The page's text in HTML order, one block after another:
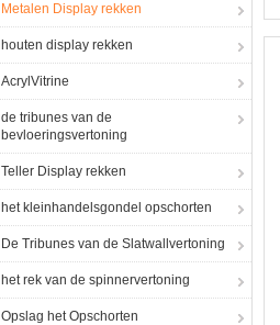
Metalen Display rekken
houten display rekken
AcrylVitrine
de tribunes van de
bevloeringsvertoning
Teller Display rekken
het kleinhandelsgondel opschorten
De Tribunes van de Slatwallvertoning
het rek van de spinnervertoning
Opslag het Opschorten